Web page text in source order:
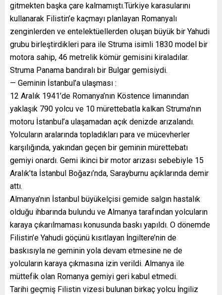
gitmekten başka çare kalmamıştı.Türkiye karasularını
kullanarak Filistin’e kaçmayı planlayan Romanyalı
zenginlerden ve entelektüellerden oluşan büyük bir Yahudi
grubu birleştirdikleri para ile Struma isimli 1830 model bir
motora sahip, 46 metrelik kömür gemisini kiraladılar.
Struma Panama bandıralı bir Bulgar gemisiydi.
— Geminin İstanbul’a ulaşması :
12 Aralık 1941’de Romanya’nın Köstence limanından
yaklaşık 790 yolcu ve 10 mürettebatla kalkan Struma’nın
motoru İstanbul’a ulaşamadan açık denizde arızalandı.
Yolcuların aralarında topladıkları para ve mücevherler
karşılığında, yakından geçen bir geminin mürettebatı
gemiyi onardı. Gemi ikinci bir motor arızası sebebiyle 15
Aralık’ta İstanbul Boğazı’nda, Sarayburnu açıklarında demir
attı.
Almanya’nın İstanbul büyükelçisi gemide salgın hastalık
olduğu ihbarında bulundu ve Almanya tarafından yolcuların
karaya çıkarılmaması konusunda baskı yapıldı. O dönemde
Filistin’e Yahudi göçünü kısıtlayan İngiltere’nin de
baskısıyla ne geminin yola devam etmesine ne de
yolcuların karaya çıkmasına izin verildi. Almanya ile
müttefik olan Romanya gemiyi geri kabul etmedi.
Tarihi geçmiş Filistin vizesi bulunan birkaç yolcu İngiliz